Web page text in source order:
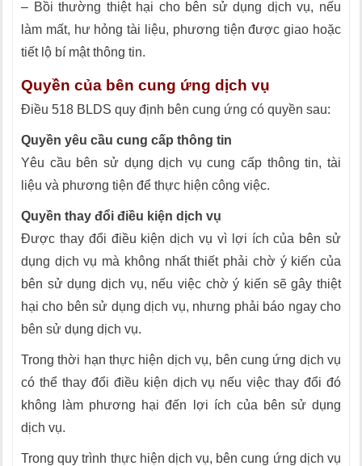
– Bồi thường thiệt hại cho bên sử dụng dịch vụ, nếu
làm mất, hư hỏng tài liệu, phương tiện được giao hoặc
tiết lộ bí mật thông tin.
Quyền của bên cung ứng dịch vụ
Điều 518 BLDS quy định bên cung ứng có quyền sau:
Quyền yêu cầu cung cấp thông tin
Yêu cầu bên sử dụng dịch vụ cung cấp thông tin, tài
liệu và phương tiện để thực hiện công việc.
Quyền thay đổi điều kiện dịch vụ
Được thay đổi điều kiện dịch vụ vì lợi ích của bên sử
dụng dịch vụ mà không nhất thiết phải chờ ý kiến của
bên sử dụng dịch vụ, nếu việc chờ ý kiến sẽ gây thiệt
hại cho bên sử dụng dịch vụ, nhưng phải báo ngay cho
bên sử dụng dịch vụ.
Trong thời hạn thực hiện dịch vụ, bên cung ứng dịch vụ
có thể thay đổi điều kiện dịch vụ nếu việc thay đổi đó
không làm phương hại đến lợi ích của bên sử dụng
dịch vụ.
Trong quy trình thực hiện dịch vụ, bên cung ứng dịch vụ